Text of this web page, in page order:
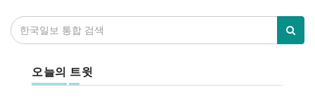
오늘의 트윗